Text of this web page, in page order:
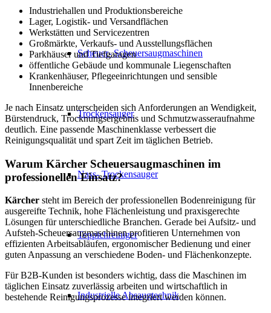
Scheuer- Scheuersaugmaschinen
Trockensauger
Nass- Trockensauger
Teppichreiniger
Industrielle Absaugtechnik
Industriehallen und Produktionsbereiche
Lager, Logistik- und Versandflächen
Werkstätten und Servicezentren
Großmärkte, Verkaufs- und Ausstellungsflächen
Parkhäuser und Tiefgaragen
öffentliche Gebäude und kommunale Liegenschaften
Krankenhäuser, Pflegeeinrichtungen und sensible
Innenbereiche
Je nach Einsatz unterscheiden sich Anforderungen an Wendigkeit,
Bürstendruck, Trocknungsergebnis und Schmutzwasseraufnahme
deutlich. Eine passende Maschinenklasse verbessert die
Reinigungsqualität und spart Zeit im täglichen Betrieb.
Warum Kärcher Scheuersaugmaschinen im
professionellen Einsatz?
Kärcher steht im Bereich der professionellen Bodenreinigung für
ausgereifte Technik, hohe Flächenleistung und praxisgerechte
Lösungen für unterschiedliche Branchen. Gerade bei Aufsitz- und
Aufsteh-Scheuersaugmaschinen profitieren Unternehmen von
effizienten Arbeitsabläufen, ergonomischer Bedienung und einer
guten Anpassung an verschiedene Boden- und Flächenkonzepte.
Für B2B-Kunden ist besonders wichtig, dass die Maschinen im
täglichen Einsatz zuverlässig arbeiten und wirtschaftlich in
bestehende Reinigungsprozesse integriert werden können.